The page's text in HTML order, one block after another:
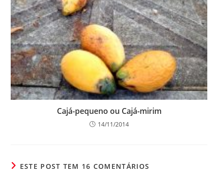
Cajá-pequeno ou Cajá-mirim
14/11/2014
ESTE POST TEM 16 COMENTÁRIOS